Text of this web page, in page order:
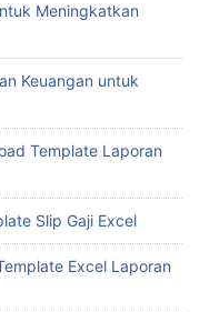
Meningkatkan
Keuangan untuk
Template Laporan
Slip Gaji Excel
Excel Laporan